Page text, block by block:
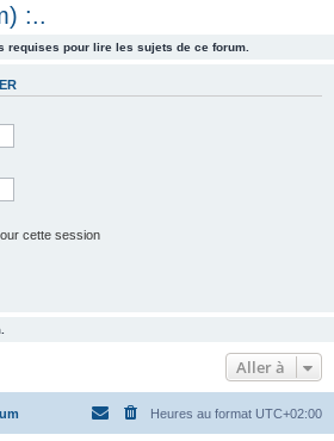
e
:..
requises pour lire les sujets de ce forum.
cette session
Aller à
Heures au format UTC+02:00